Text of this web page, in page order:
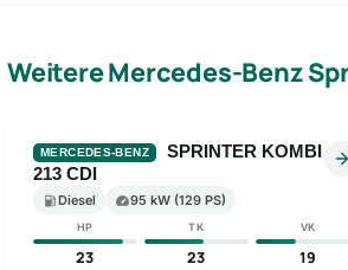
Weitere Mercedes-Benz
MERCEDES-BENZ
SPRINTER KOMBI
213 CDI
Diesel 95 kW (129 PS)
HP
23
TK
23
VK
19